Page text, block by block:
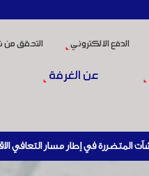
الدفع الالكتروني التحقق من
عن الغرفة